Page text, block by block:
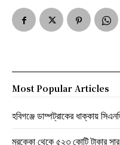
Most Popular Articles
হবিগঞ্জে ডাম্পট্রাকের ধাক্কায়
মরক্কো থেকে ৫২৩ কোটি টাকার